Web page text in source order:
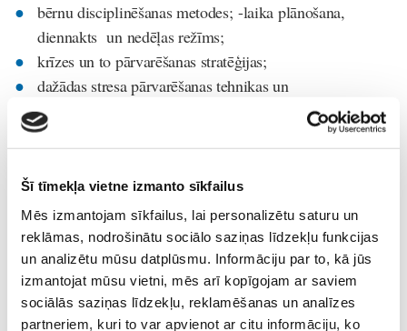
Šī tīmekļa vietne izmanto sīkfailus
Mēs izmantojam sīkfailus, lai personalizētu saturu un
reklāmas, nodrošinātu sociālo saziņas līdzekļu funkcijas
un analizētu mūsu datplūsmu. Informāciju par to, kā jūs
izmantojat mūsu vietni, mēs arī kopīgojam ar saviem
sociālās saziņas līdzekļu, reklamēšanas un analīzes
partneriem, kuri to var apvienot ar citu informāciju, ko
bērnu disciplinēšanas metodes; -laika plānošana,
diennakts un nedēļas režīms;
krīzes un to pārvarēšanas stratēģijas;
dažādas stresa pārvarēšanas tehnikas un
nomierināšanās metodes;
beznosacījuma mīlestība un nedalīta uzmanība;
skolotājiem, skolas un ģimenes sadarbība u.c.
Afiša Uz-skolu ziņas
Lasi vēl